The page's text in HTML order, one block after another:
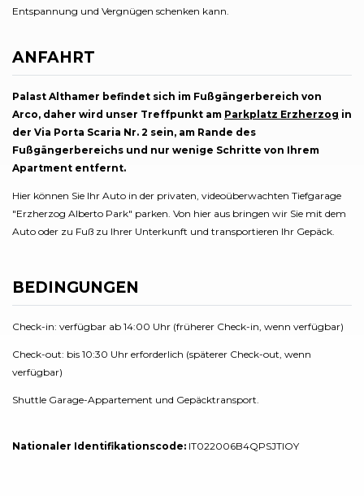
Entspannung und Vergnügen schenken kann.
ANFAHRT
Palast Althamer befindet sich im Fußgängerbereich von
Arco, daher wird unser Treffpunkt am Parkplatz Erzherzog in
der Via Porta Scaria Nr. 2 sein, am Rande des
Fußgängerbereichs und nur wenige Schritte von Ihrem
Apartment entfernt.
Hier können Sie Ihr Auto in der privaten, videoüberwachten Tiefgarage
"Erzherzog Alberto Park" parken. Von hier aus bringen wir Sie mit dem
Auto oder zu Fuß zu Ihrer Unterkunft und transportieren Ihr Gepäck.
BEDINGUNGEN
Check-in: verfügbar ab 14:00 Uhr (früherer Check-in, wenn verfügbar)
Check-out: bis 10:30 Uhr erforderlich (späterer Check-out, wenn
verfügbar)
Shuttle Garage-Appartement und Gepäcktransport.
Nationaler Identifikationscode: IT022006B4QPSJTIOY